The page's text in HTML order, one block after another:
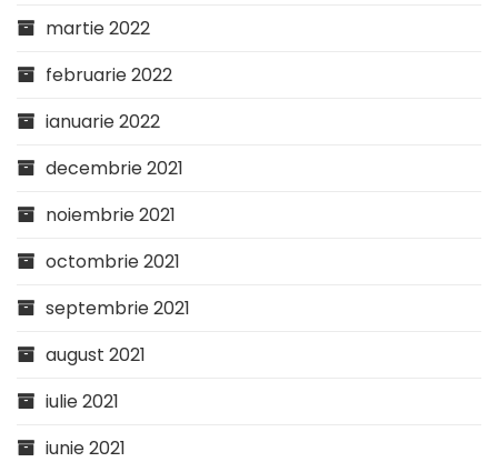
martie 2022
februarie 2022
ianuarie 2022
decembrie 2021
noiembrie 2021
octombrie 2021
septembrie 2021
august 2021
iulie 2021
iunie 2021